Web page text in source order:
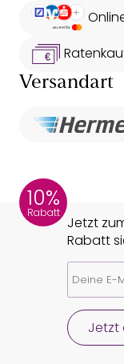
Versandart
10%
Rabatt
Jetzt
Rabatt
Jetzt